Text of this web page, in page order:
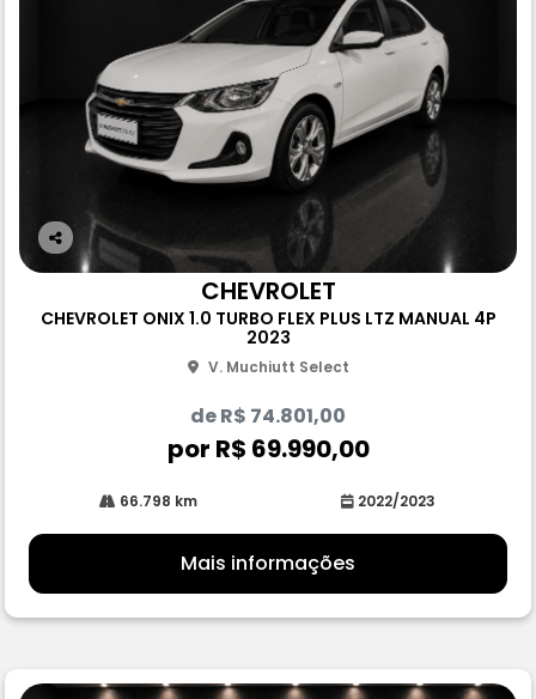
Co
rtil
CHEVROLET
CHEVROLET ONIX 1.0 TURBO FLEX PLUS LTZ MANUAL 4P
2023
V. Muchiutt Select
de R$ 74.801,00
por R$ 69.990,00
66.798 km 2022/2023
Mais informações